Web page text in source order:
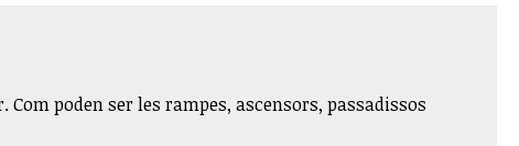
poden ser les rampes, ascensors, passadissos